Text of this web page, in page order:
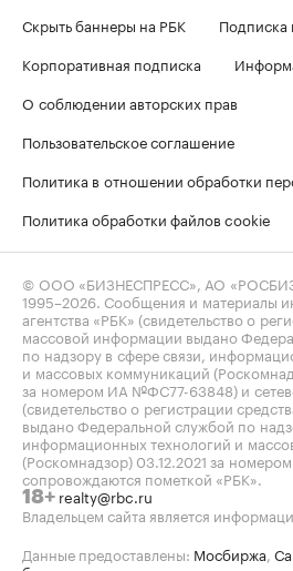
Скрыть баннеры на РБК
Подписка
Корпоративная подписка
О соблюдении авторских прав
Пользовательское соглашение
Политика в отношении обработки
Политика обработки файлов cookie
© ООО «БИЗНЕСПРЕСС», АО
1995–2026. Сообщения и материалы
агентства «РБК» (свидетельство о
массовой информации выдано
по надзору в сфере связи,
и массовых коммуникаций
за номером ИА №ФС77-63848) и
(свидетельство о регистрации
выдано Федеральной службой по
информационных технологий и
(Роскомнадзор) 03.12.2021 за
сопровождаются пометкой «РБК».
18+ realty@rbc.ru
Владельцем сайта является
Данные предоставлены: Мосбиржа,